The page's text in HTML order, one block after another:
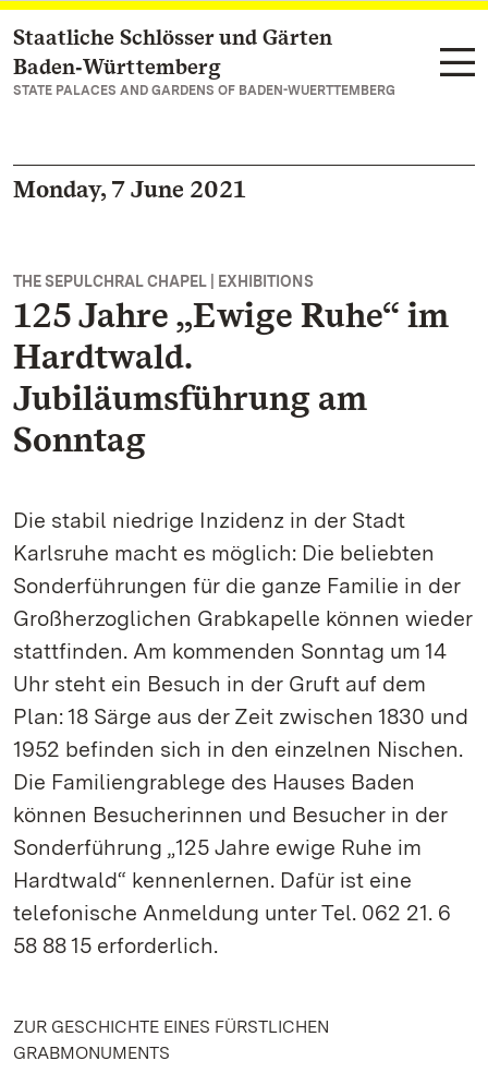
Navigate to main page
Staatliche Schlösser und Gärten
Baden‑Württemberg
STATE PALACES AND GARDENS OF BADEN-WUERTTEMBERG
Monday, 7 June 2021
THE SEPULCHRAL CHAPEL | EXHIBITIONS
125 Jahre „Ewige Ruhe“ im
Hardtwald.
Jubiläumsführung am
Sonntag
Die stabil niedrige Inzidenz in der Stadt
Karlsruhe macht es möglich: Die beliebten
Sonderführungen für die ganze Familie in der
Großherzoglichen Grabkapelle können wieder
stattfinden. Am kommenden Sonntag um 14
Uhr steht ein Besuch in der Gruft auf dem
Plan: 18 Särge aus der Zeit zwischen 1830 und
1952 befinden sich in den einzelnen Nischen.
Die Familiengrablege des Hauses Baden
können Besucherinnen und Besucher in der
Sonderführung „125 Jahre ewige Ruhe im
Hardtwald“ kennenlernen. Dafür ist eine
telefonische Anmeldung unter Tel. 062 21. 6
58 88 15 erforderlich.
ZUR GESCHICHTE EINES FÜRSTLICHEN
GRABMONUMENTS